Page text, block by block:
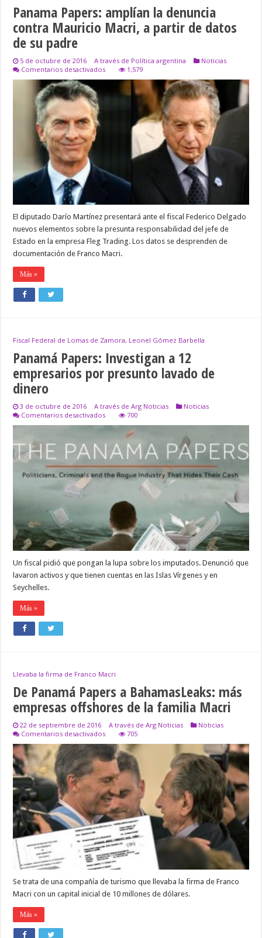
Panama Papers: amplían la denuncia
contra Mauricio Macri, a partir de datos
de su padre
5 de octubre de 2016 A través de Política argentina
Noticias
Comentarios desactivadosen
amplían
Mauricio
datos
de
1,579
El diputado Darío Martínez presentará ante el fiscal Federico Delgado
nuevos elementos sobre la presunta responsabilidad del jefe de
Estado en la empresa Fleg Trading. Los datos se desprenden de
documentación de Franco Macri.
Más »
Fiscal Federal de Lomas de Zamora, Leonel Gómez Barbella
Panamá Papers: Investigan a 12
empresarios por presunto lavado de
dinero
3 de octubre de 2016 A través de Arg Noticias
Noticias
Comentarios desactivadosen
Panamá
Papers:
Investigan
12
empresarios
por
dinero
700
Un fiscal pidió que pongan la lupa sobre los imputados. Denunció que
lavaron activos y que tienen cuentas en las Islas Vírgenes y en
Seychelles.
Más »
Llevaba la firma de Franco Macri
De Panamá Papers a BahamasLeaks: más
empresas offshores de la familia Macri
22 de septiembre de 2016 A través de Arg Noticias
Noticias
Comentarios desactivadosen
De
Panamá
Papers
BahamasLeaks:
más
empresas
offshores
de
la
familia
Macri
705
Se trata de una compañía de turismo que llevaba la firma de Franco
Macri con un capital inicial de 10 millones de dólares.
Más »